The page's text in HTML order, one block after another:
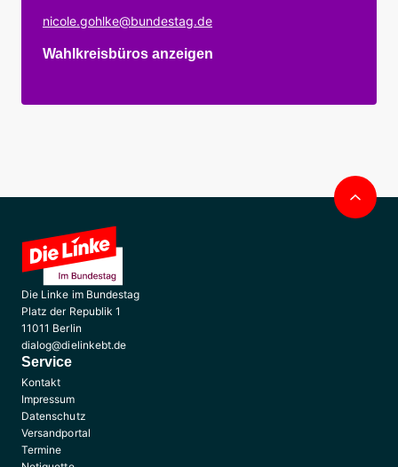
nicole.gohlke@bundestag.de
Wahlkreisbüros anzeigen
Die Linke im Bundestag
Platz der Republik 1
11011 Berlin
dialog@dielinkebt.de
Service
Kontakt
Impressum
Datenschutz
Versandportal
Termine